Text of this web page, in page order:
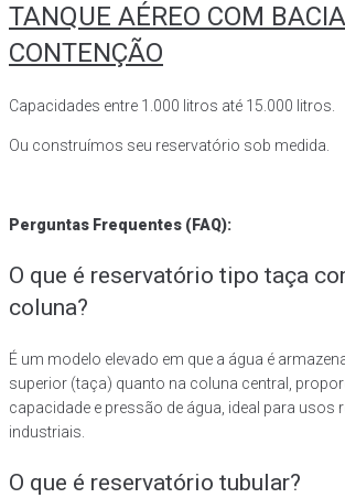
TANQUE AÉREO COM
CONTENÇÃO
Capacidades entre 1.000 litros até 15.000 litros.
Ou construímos seu reservatório sob medida.
Perguntas Frequentes (FAQ):
O que é reservatório tipo taça
coluna?
É um modelo elevado em que a água é
superior (taça) quanto na coluna central,
capacidade e pressão de água, ideal para usos
industriais.
O que é reservatório tubular?